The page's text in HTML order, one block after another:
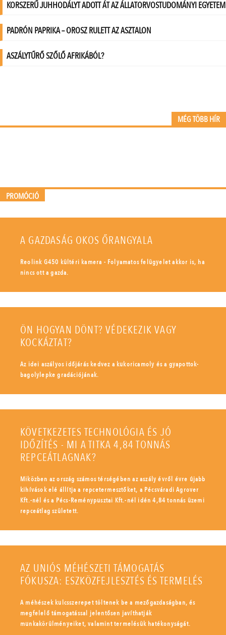
MÉG TÖBB HÍR
PROMÓCIÓ
A GAZDASÁG OKOS ŐRANGYALA
Reolink G450 kültéri kamera - Folyamatos felügyelet akkor is, ha
nincs ott a gazda.
ÖN HOGYAN DÖNT? VÉDEKEZIK VAGY
KOCKÁZTAT?
Az idei aszályos időjárás kedvez a kukoricamoly és a gyapottok-
bagolylepke gradációjának.
KÖVETKEZETES TECHNOLÓGIA ÉS JÓ
IDŐZÍTÉS - MI A TITKA 4,84 TONNÁS
REPCEÁTLAGNAK?
Miközben az ország számos térségében az aszály évről évre újabb
kihívások elé állítja a repcetermesztőket, a Pécsváradi Agrover
Kft.-nél és a Pécs-Reménypusztai Kft.-nél idén 4,84 tonnás üzemi
repceátlag született.
AZ UNIÓS MÉHÉSZETI TÁMOGATÁS
FÓKUSZA: ESZKÖZFEJLESZTÉS ÉS TERMELÉS
A méhészek kulcsszerepet töltenek be a mezőgazdaságban, és
megfelelő támogatással jelentősen javíthatják
munkakörülményeiket, valamint termelésük hatékonyságát.